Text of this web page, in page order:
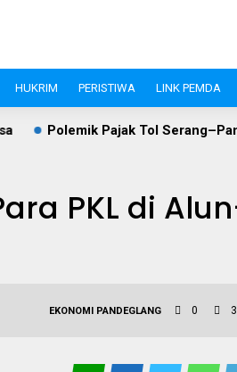
HUKRIM PERISTIWA LINK PEMDA
Tol Serang–Panimbang, WIKA
PKL di
EKONOMI PANDEGLANG 0